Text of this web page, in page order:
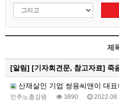
제
[알림] [기자회견문, 참고자료] 죽음의 현장, 쌍용C＆E가 책
산재살인 기업 쌍용씨앤이 대표이사 중대재해
민주노총강원 3890